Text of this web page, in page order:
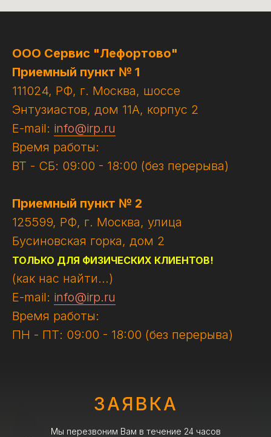
ООО Сервис "Лефортово"
Приемный пункт № 1
111024, РФ, г. Москва, шоссе
Энтузиастов, дом 11А, корпус 2
E-mail: info@irp.ru
Время работы:
ВТ - СБ: 09:00 - 18:00 (без перерыва)
Приемный пункт № 2
125599, РФ, г. Москва, улица
Бусиновская горка, дом 2
ТОЛЬКО ДЛЯ ФИЗИЧЕСКИХ КЛИЕНТОВ!
(как нас найти...)
E-mail: info@irp.ru
Время работы:
ПН - ПТ: 09:00 - 18:00 (без перерыва)
ЗАЯВКА
Мы перезвоним Вам в течение 24 часов